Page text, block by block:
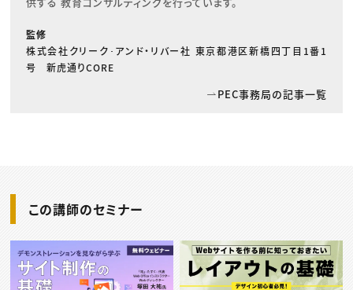
監修
株式会社クリーク･アンド・リバー社 東京都港区新橋四丁目1番1
号 新虎通りCORE
PEC事務局の記事一覧
この講師のセミナー